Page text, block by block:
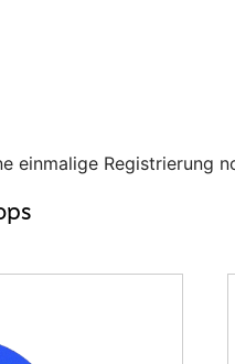
einmalige Registrierung